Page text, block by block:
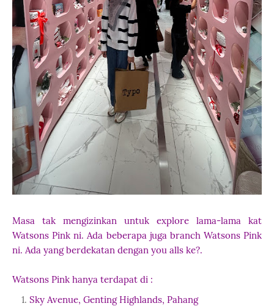
Masa tak mengizinkan untuk explore lama-lama kat
Watsons Pink ni. Ada beberapa juga branch Watsons Pink
ni. Ada yang berdekatan dengan you alls ke?.
Watsons Pink hanya terdapat di :
Sky Avenue, Genting Highlands, Pahang